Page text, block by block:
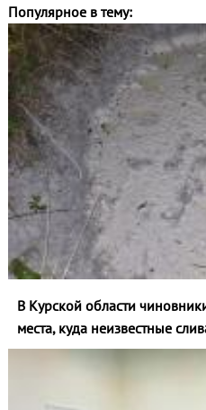
Популярное в тему:
В Курской области
места, куда неизвестные